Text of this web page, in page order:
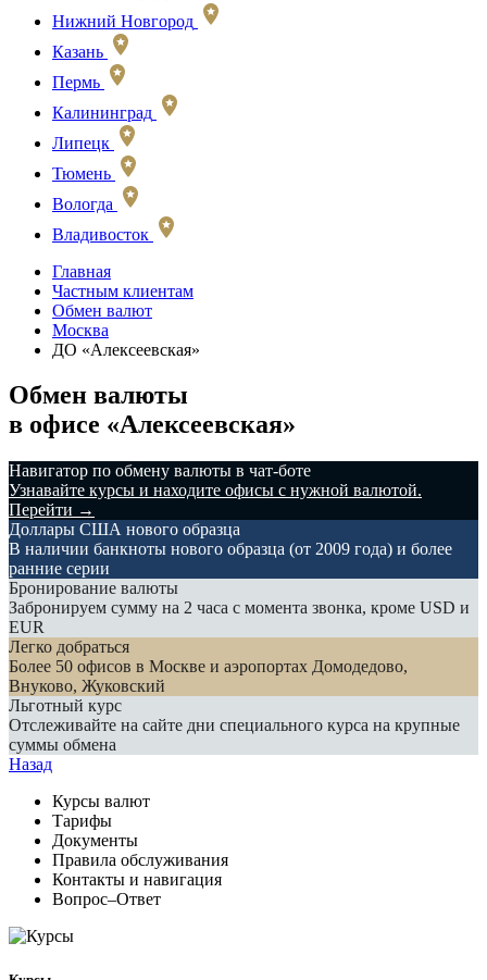
Нижний Новгород
Казань
Пермь
Калининград
Липецк
Тюмень
Вологда
Владивосток
Главная
Частным клиентам
Обмен валют
Москва
ДО «Алексеевская»
Обмен валюты
в офисе «Алексеевская»
️Навигатор по обмену валюты в чат-боте
Узнавайте курсы и находите офисы с нужной валютой.
Перейти →
Доллары США нового образца
В наличии банкноты нового образца (от 2009 года) и более
ранние серии
Бронирование валюты
Забронируем сумму на 2 часа с момента звонка, кроме USD и
EUR
Легко добраться
Более 50 офисов в Москве и аэропортах Домодедово,
Внуково, Жуковский
Льготный курс
Отслеживайте на сайте дни специального курса на крупные
суммы обмена
Назад
Курсы валют
Тарифы
Документы
Правила обслуживания
Контакты и навигация
Вопрос–Ответ